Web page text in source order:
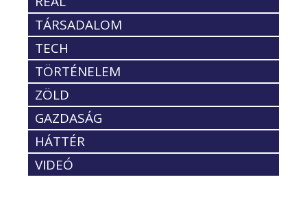
TÁRSADALOM
TECH
TÖRTÉNELEM
ZÖLD
GAZDASÁG
HÁTTÉR
VIDEÓ